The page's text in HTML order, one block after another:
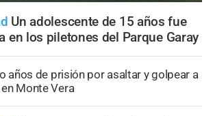
Un adolescente de 15 años fue
en los piletones del Parque Garay
años de prisión por asaltar y golpear a
Monte Vera